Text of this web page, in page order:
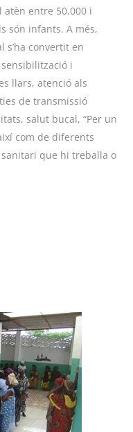
atèn entre 50.000 i
són infants. A més,
s’ha convertit en
sensibilització i
llars, atenció als
de transmissió
salut bucal, “Per un
com de diferents
que hi treballa o